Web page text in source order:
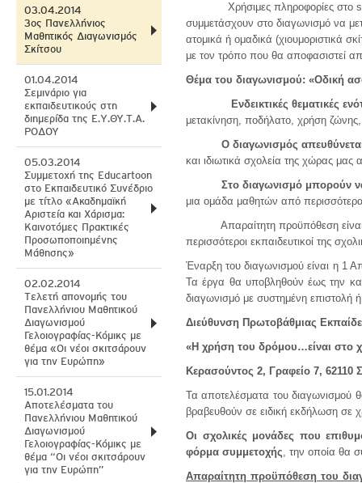
03.04.2014
3ος Πανελλήνιος
Μαθητικός Διαγωνισμός
Σκίτσου
01.04.2014
Σεμινάριο για
εκπαιδευτικούς στη
διημερίδα της Ε.Υ.ΘΥ.Τ.Α.
ΡΟΔΟΥ
05.03.2014
Συμμετοχή της Educartoon
στο Εκπαιδευτικό Συνέδριο
με τίτλο «Ακαδημαϊκή
Αριστεία και Χάρισμα:
Καινοτόμες Πρακτικές
Προσωποποιημένης
Μάθησης»
02.02.2014
Tελετή απονομής του
Πανελλήνιου Μαθητικού
Διαγωνισμού
Γελοιογραφίας-Κόμικς με
θέμα «Οι νέοι σκιτσάρουν
για την Ευρώπη»
15.01.2014
Aποτελέσματα του
Πανελλήνιου Μαθητικού
Διαγωνισμού
Γελοιογραφίας-Κόμικς με
θέμα “Οι νέοι σκιτσάρουν
για την Ευρώπη”
Χρήσιμες πληροφορίες στο site
συμμετάσχουν στο διαγωνισμό να
ατομικά ή ομαδικά (χιουμοριστικά
με τον τρόπο που θα αποφασιστεί
Θέμα του διαγωνισμού: «Οδική
Ενδεικτικές θεματικές
μετακίνηση, ποδήλατο, χρήση
Ο διαγωνισμός
και ιδιωτικά σχολεία της χώρας
Στο διαγωνισμό μπορούν να
μια ομάδα μαθητών από
Απαραίτητη προϋπόθεση είναι
περισσότεροι εκπαιδευτικοί της
Έναρξη του διαγωνισμού είναι η 1
Τα έργα θα υποβληθούν έως την
διαγωνισμό με συστημένη επιστολή
Διεύθυνση Πρωτοβάθμιας
«Η χρήση του δρόμου…είναι στο
Κερασούντος 2, Γραφείο 7, 62110
Τα αποτελέσματα του διαγωνισμού
βραβευθούν σε ειδική εκδήλωση σε
Οι σχολικές μονάδες που
φόρμα συμμετοχής, την οποία θα
Απαραίτητη προϋπόθεση του